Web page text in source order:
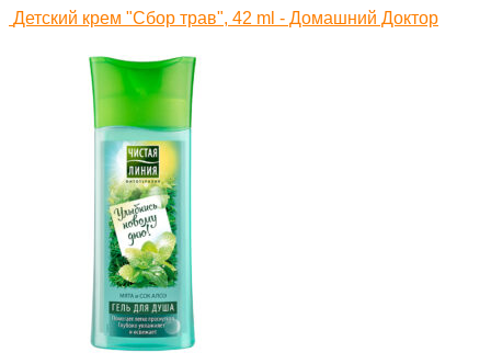
Детский крем "Сбор трав", 42 ml - Домашний Доктор